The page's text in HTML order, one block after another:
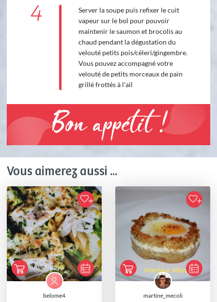
4
Server la soupe puis refixer le cuit
vapeur sur le bol pour pouvoir
maintenir le saumon et brocolis au
chaud pendant la dégustation du
velouté petits pois/céleri/gingembre.
Vous pouvez accompagné votre
velouté de petits morceaux de pain
grillé frottés à l'ail
Bon appétit !
Vous aimerez aussi ...
belome4 martine_mecoli